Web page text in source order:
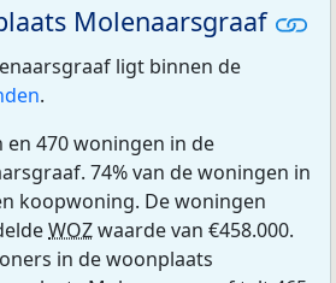
Molenaarsgraaf
ligt binnen de
.
en 470 woningen in de
74% van de woningen in
koopwoning. De woningen
WOZwaarde van €458.000.
in de woonplaats